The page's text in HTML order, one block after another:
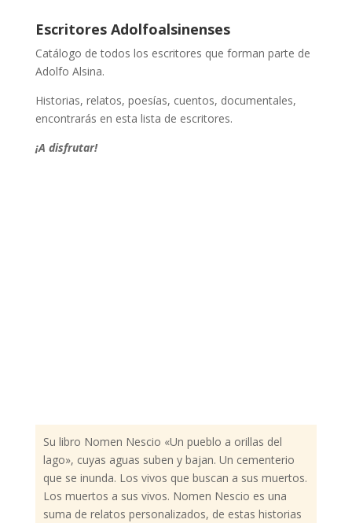
Escritores Adolfoalsinenses
Catálogo de todos los escritores que forman parte de
Adolfo Alsina.
Historias, relatos, poesías, cuentos, documentales,
encontrarás en esta lista de escritores.
¡A disfrutar!
Su libro Nomen Nescio «Un pueblo a orillas del
lago», cuyas aguas suben y bajan. Un cementerio
que se inunda. Los vivos que buscan a sus muertos.
Los muertos a sus vivos. Nomen Nescio es una
suma de relatos personalizados, de estas historias